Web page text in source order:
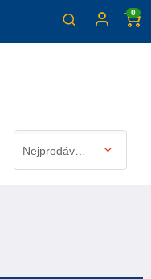
0
Nejprodávanější